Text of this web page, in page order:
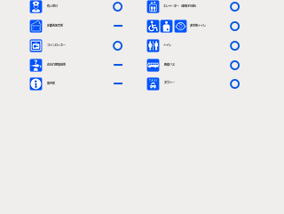
有人窓口
定期券発売所
エレベーター（車椅子対応）
多目的トイレ
〇
ー
〇
〇
コインロッカー トイレ
〇 〇
お忘れ物取扱所 ー
案内所 ー タクシー 〇
路線バス 〇